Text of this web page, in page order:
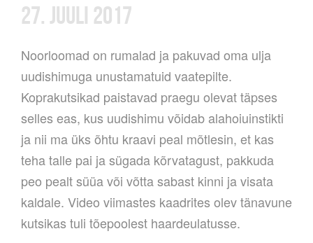
27. JUULI 2017
Noorloomad on rumalad ja pakuvad oma ulja
uudishimuga unustamatuid vaatepilte.
Koprakutsikad paistavad praegu olevat täpses
selles eas, kus uudishimu võidab alahoiuinstikti
ja nii ma üks õhtu kraavi peal mõtlesin, et kas
teha talle pai ja sügada kõrvatagust, pakkuda
peo pealt süüa või võtta sabast kinni ja visata
kaldale. Video viimastes kaadrites olev tänavune
kutsikas tuli tõepoolest haardeulatusse.